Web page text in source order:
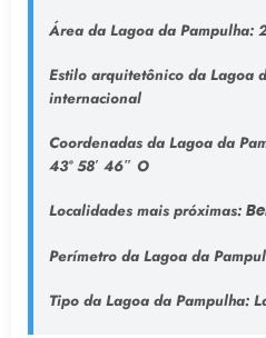
Área da Lagoa da Pampulha:
Estilo arquitetônico da Lagoa
internacional
Coordenadas da Lagoa da
43° 58′ 46″ O
Localidades mais próximas:
Perímetro da Lagoa da
Tipo da Lagoa da Pampulha: